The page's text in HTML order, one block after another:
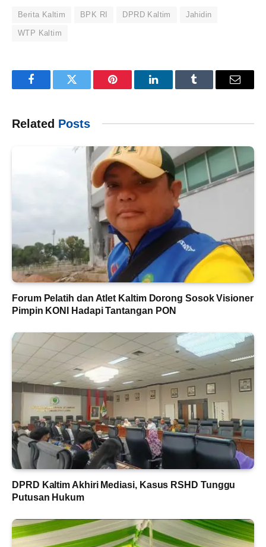
Berita Kaltim BPK RI DPRD Kaltim Jahidin
WTP Kaltim
FacebookTwitter Pinterest LinkedInTumblr Email
Related Posts
Forum Pelatih dan Atlet Kaltim Dorong Sosok Visioner
Pimpin KONI Hadapi Tantangan PON
DPRD Kaltim Akhiri Mediasi, Kasus RSHD Tunggu
Putusan Hukum